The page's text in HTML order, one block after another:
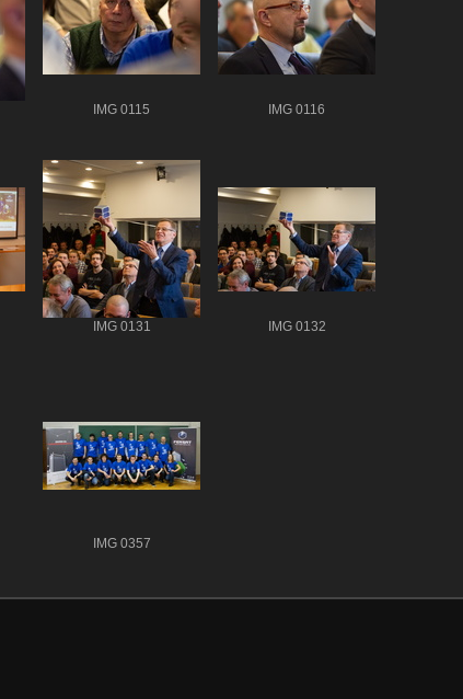
IMG 0115 IMG 0116
IMG 0131 IMG 0132
IMG 0357